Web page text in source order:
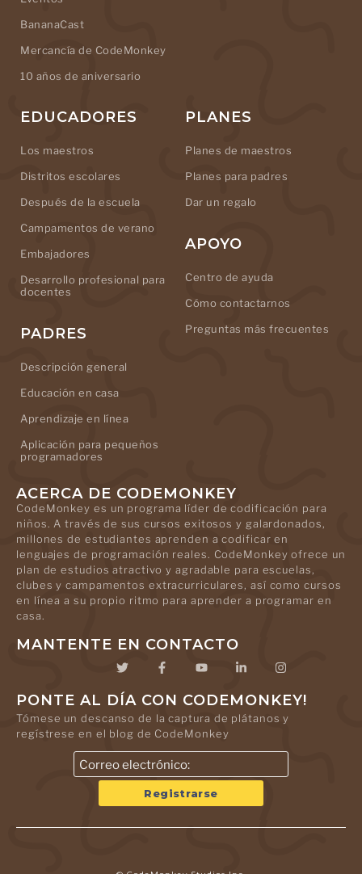
BananaCast
Mercancía de CodeMonkey
10 años de aniversario
EDUCADORES
Los maestros
Distritos escolares
Después de la escuela
Campamentos de verano
Embajadores
Desarrollo profesional para
docentes
PADRES
Descripción general
Educación en casa
Aprendizaje en línea
Aplicación para pequeños
programadores
PLANES
Planes de maestros
Planes para padres
Dar un regalo
APOYO
Centro de ayuda
Cómo contactarnos
Preguntas más frecuentes
ACERCA DE CODEMONKEY
CodeMonkey es un programa líder de codificación para
niños. A través de sus cursos exitosos y galardonados,
millones de estudiantes aprenden a codificar en
lenguajes de programación reales. CodeMonkey ofrece un
plan de estudios atractivo y agradable para escuelas,
clubes y campamentos extracurriculares, así como cursos
en línea a su propio ritmo para aprender a programar en
casa.
MANTENTE EN CONTACTO
PONTE AL DÍA CON CODEMONKEY!
Tómese un descanso de la captura de plátanos y
regístrese en el blog de CodeMonkey